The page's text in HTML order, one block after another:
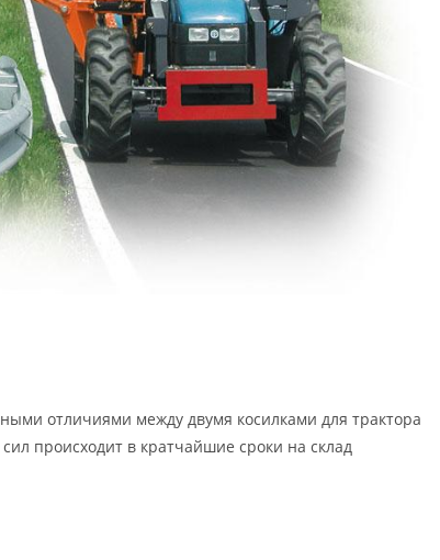
отличиями между двумя косилками для трактора
происходит в кратчайшие сроки на склад